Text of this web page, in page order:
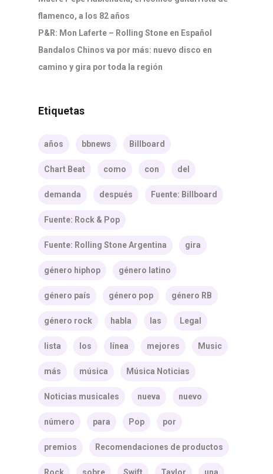
flamenco, a los 82 años
P&R: Mon Laferte – Rolling Stone en Español
Bandalos Chinos va por más: nuevo disco en
camino y gira por toda la región
Etiquetas
años bbnews Billboard
Chart Beat como con del
demanda después Fuente: Billboard
Fuente: Rock & Pop
Fuente: Rolling Stone Argentina gira
género hiphop género latino
género país género pop género RB
género rock habla las Legal
lista los línea mejores Music
más música Música Noticias
Noticias musicales nueva nuevo
número para Pop por
premios Recomendaciones de productos